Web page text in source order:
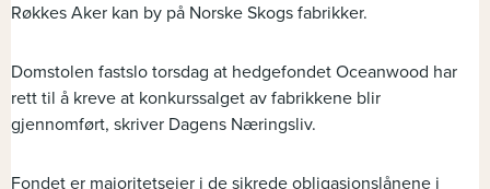
Røkkes Aker kan by på Norske Skogs fabrikker.
Domstolen fastslo torsdag at hedgefondet Oceanwood har
rett til å kreve at konkurssalget av fabrikkene blir
gjennomført, skriver Dagens Næringsliv.
Fondet er majoritetseier i de sikrede obligasjonslånene i